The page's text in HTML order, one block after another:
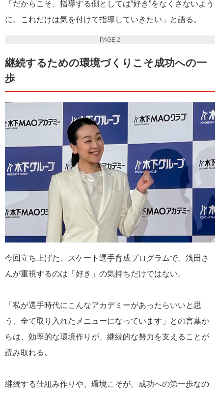
「だからこそ、指導する側としては“好き”をなくさないよう
に。これだけは気を付けて指導していきたい」と語る。
PAGE 2
継続するための環境づくりこそ成功への一
歩
今回立ち上げた、スケート選手育成プログラムで、浅田さ
んが重視するのは「好き」の気持ちだけではない。
「私が選手時代にこんなアカデミーがあったらいいと思
う、全て取り入れたメニューになっています」との言葉か
らは、効率的な環境作りが、継続的な努力を支えることが
読み取れる。
継続する仕組み作りや、環境こそが、成功への第一歩なの